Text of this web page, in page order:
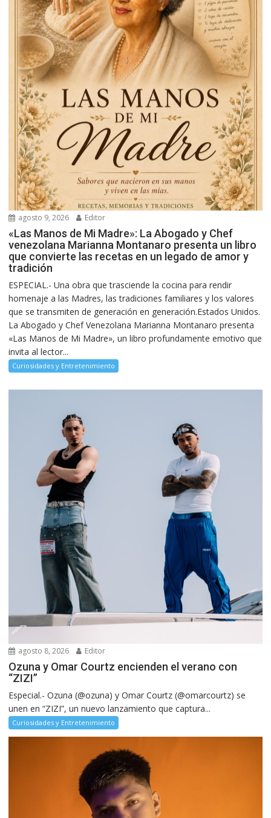
agosto 9, 2026 Editor
«Las Manos de Mi Madre»: La Abogado y Chef
venezolana Marianna Montanaro presenta un libro
que convierte las recetas en un legado de amor y
tradición
ESPECIAL.- Una obra que trasciende la cocina para rendir
homenaje a las Madres, las tradiciones familiares y los valores
que se transmiten de generación en generación.Estados Unidos.
La Abogado y Chef Venezolana Marianna Montanaro presenta
«Las Manos de Mi Madre», un libro profundamente emotivo que
invita al lector...
Curiosidades y Entretenimiento
agosto 8, 2026 Editor
Ozuna y Omar Courtz encienden el verano con
“ZIZI”
Especial.- Ozuna (@ozuna) y Omar Courtz (@omarcourtz) se
unen en “ZIZI”, un nuevo lanzamiento que captura...
Curiosidades y Entretenimiento